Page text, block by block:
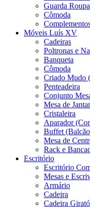
Guarda
Cômoda
Móveis Luís XV
Cadeiras
Poltronas e
Banqueta
Cômoda
Criado Mudo
Penteadeira
Conjunto
Mesa de Jantar
Cristaleira
Aparador
Buffet
Mesa de
Rack e
Escritório
Escritório
Mesas e
Armário
Cadeira
Cadeira